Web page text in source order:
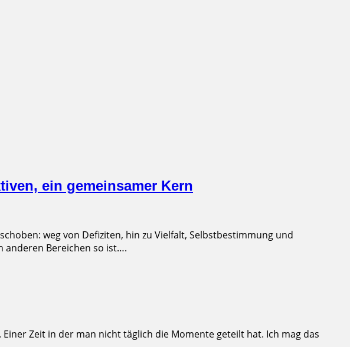
ein gemeinsamer Kern
weg von Defiziten, hin zu Vielfalt, Selbstbestimmung und
anderen Bereichen so ist….
Zeit in der man nicht täglich die Momente geteilt hat. Ich mag das